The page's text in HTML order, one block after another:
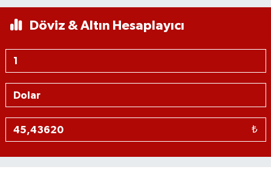
Döviz & Altın Hesaplayıcı
₺